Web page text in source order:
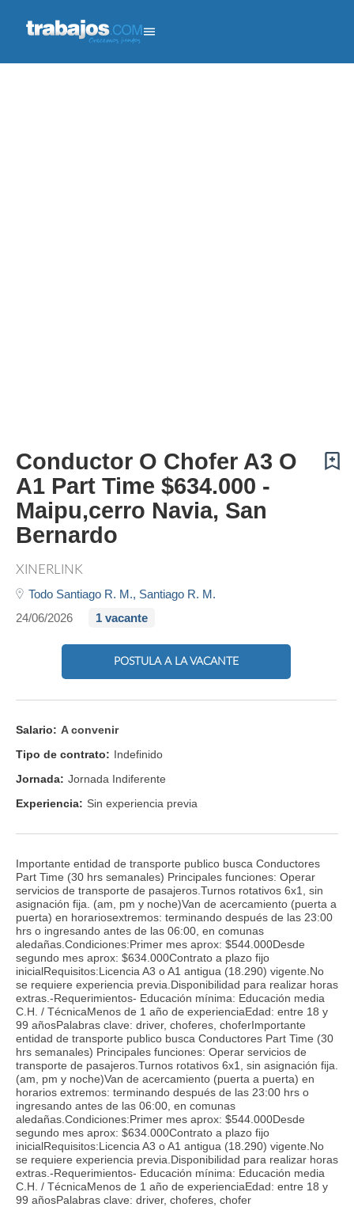
Conductor O Chofer A3 O
A1 Part Time $634.000 -
Maipu,cerro Navia, San
Bernardo
XINERLINK
Todo Santiago R. M., Santiago R. M.
24/06/2026
1 vacante
POSTULA A LA VACANTE
Salario: A convenir
Tipo de contrato: Indefinido
Jornada: Jornada Indiferente
Experiencia: Sin experiencia previa
Importante entidad de transporte publico busca Conductores
Part Time (30 hrs semanales) Principales funciones: Operar
servicios de transporte de pasajeros.Turnos rotativos 6x1, sin
asignación fija. (am, pm y noche)Van de acercamiento (puerta a
puerta) en horariosextremos: terminando después de las 23:00
hrs o ingresando antes de las 06:00, en comunas
aledañas.Condiciones:Primer mes aprox: $544.000Desde
segundo mes aprox: $634.000Contrato a plazo fijo
inicialRequisitos:Licencia A3 o A1 antigua (18.290) vigente.No
se requiere experiencia previa.Disponibilidad para realizar horas
extras.-Requerimientos- Educación mínima: Educación media
C.H. / TécnicaMenos de 1 año de experienciaEdad: entre 18 y
99 añosPalabras clave: driver, choferes, choferImportante
entidad de transporte publico busca Conductores Part Time (30
hrs semanales) Principales funciones: Operar servicios de
transporte de pasajeros.Turnos rotativos 6x1, sin asignación fija.
(am, pm y noche)Van de acercamiento (puerta a puerta) en
horarios extremos: terminando después de las 23:00 hrs o
ingresando antes de las 06:00, en comunas
aledañas.Condiciones:Primer mes aprox: $544.000Desde
segundo mes aprox: $634.000Contrato a plazo fijo
inicialRequisitos:Licencia A3 o A1 antigua (18.290) vigente.No
se requiere experiencia previa.Disponibilidad para realizar horas
extras.-Requerimientos- Educación mínima: Educación media
C.H. / TécnicaMenos de 1 año de experienciaEdad: entre 18 y
99 añosPalabras clave: driver, choferes, chofer